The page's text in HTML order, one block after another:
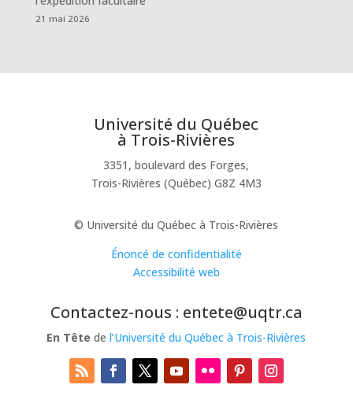
21 mai 2026
Université du Québec
à Trois-Rivières
3351, boulevard des Forges,
Trois-Rivières (Québec) G8Z 4M3
© Université du Québec à Trois-Rivières
Énoncé de confidentialité
Accessibilité web
Contactez-nous : entete@uqtr.ca
En Tête del’Université du Québec à Trois-Rivières